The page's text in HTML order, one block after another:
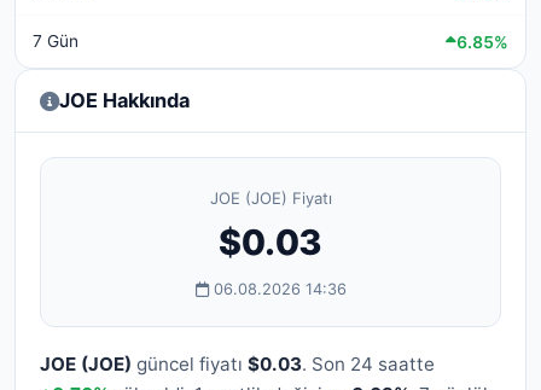
7 Gün 6.85%
JOE Hakkında
JOE (JOE) Fiyatı
$0.03
06.08.2026 14:36
JOE (JOE) güncel fiyatı $0.03. Son 24 saatte